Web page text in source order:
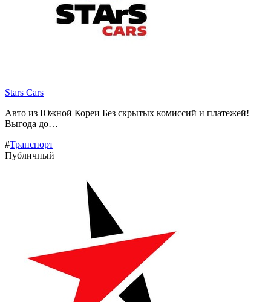
Stars Cars
Авто из Южной Кореи Без скрытых комиссий и платежей!
Выгода до…
#Транспорт
Публичный